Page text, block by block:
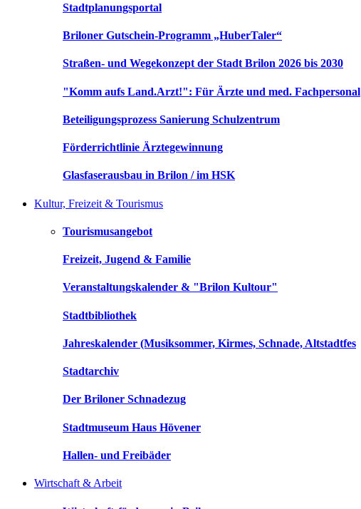
Stadtplanungsportal
Briloner Gutschein-Programm „HuberTaler“
Straßen- und Wegekonzept der Stadt Brilon 2026 bis 2030
"Komm aufs Land.Arzt!": Für Ärzte und med. Fachpersonal
Beteiligungsprozess Sanierung Schulzentrum
Förderrichtlinie Ärztegewinnung
Glasfaserausbau in Brilon / im HSK
Kultur, Freizeit & Tourismus
Tourismusangebot
Freizeit, Jugend & Familie
Veranstaltungskalender & "Brilon Kultour"
Stadtbibliothek
Jahreskalender (Musiksommer, Kirmes, Schnade, Altstadtfes
Stadtarchiv
Der Briloner Schnadezug
Stadtmuseum Haus Hövener
Hallen- und Freibäder
Wirtschaft & Arbeit